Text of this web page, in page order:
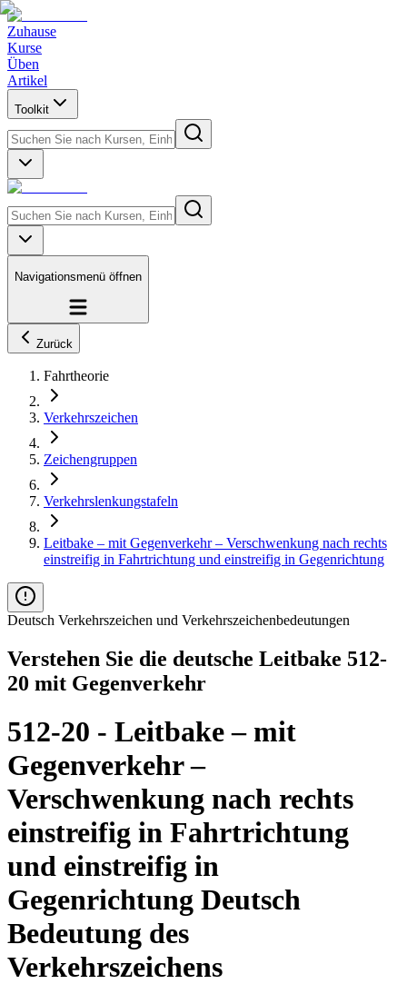
Zuhause
Kurse
Üben
Artikel
Toolkit
Navigationsmenü öffnen
Zurück
Fahrtheorie
Verkehrszeichen
Zeichengruppen
Verkehrslenkungstafeln
Leitbake – mit Gegenverkehr – Verschwenkung nach rechts
einstreifig in Fahrtrichtung und einstreifig in Gegenrichtung
Deutsch Verkehrszeichen und Verkehrszeichenbedeutungen
Verstehen Sie die deutsche Leitbake 512-
20 mit Gegenverkehr
512-20 - Leitbake – mit
Gegenverkehr –
Verschwenkung nach rechts
einstreifig in Fahrtrichtung
und einstreifig in
Gegenrichtung Deutsch
Bedeutung des
Verkehrszeichens